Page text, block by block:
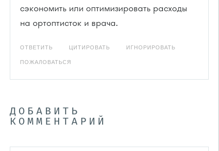
сэкономить или оптимизировать расходы
на ортоптисток и врача.
ОТВЕТИТЬ ЦИТИРОВАТЬ ИГНОРИРОВАТЬ
ПОЖАЛОВАТЬСЯ
ДОБАВИТЬ
КОММЕНТАРИЙ